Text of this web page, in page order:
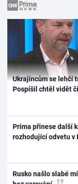
Ukrajincům se lehčí
Pospíšil chtěl vidět
Prima přinese další
rozhodující odvetu v
Rusko našlo slabé